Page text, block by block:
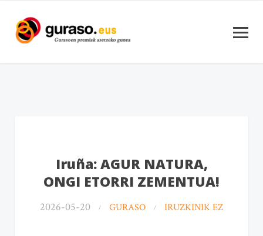
Iruña: AGUR NATURA,
ONGI ETORRI ZEMENTUA!
2026-05-20 GURASO IRUZKINIK EZ